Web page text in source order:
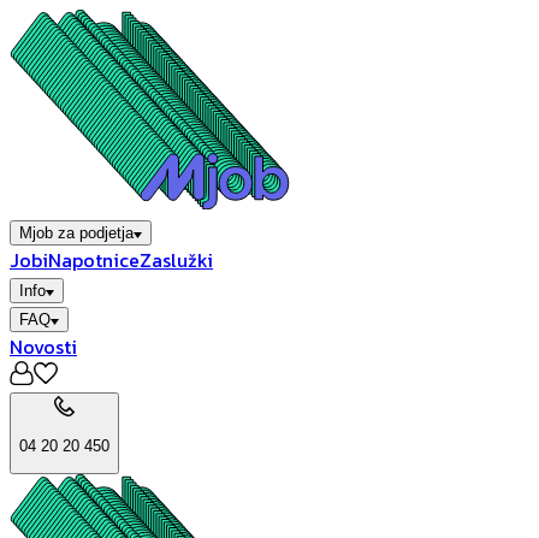
Mjob za podjetja
JobiNapotniceZaslužki
Info
FAQ
Novosti
04 20 20 450